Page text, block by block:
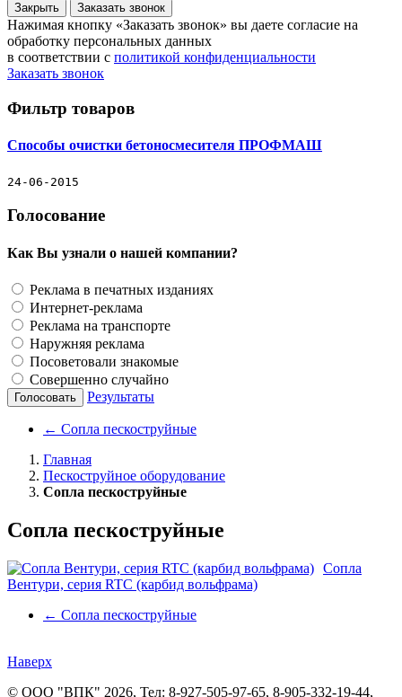
Закрыть Заказать звонок
Нажимая кнопку «Заказать звонок» вы даете согласие на
обработку персональных данных
в соответствии с политикой конфиденциальности
Заказать звонок
Фильтр товаров
Способы очистки бетоносмесителя ПРОФМАШ
24-06-2015
Голосование
Как Вы узнали о нашей компании?
Реклама в печатных изданиях
Интернет-реклама
Реклама на транспорте
Наружняя реклама
Посоветовали знакомые
Совершенно случайно
Голосовать Результаты
← Сопла пескоструйные
Главная
Пескоструйное оборудование
Сопла пескоструйные
Сопла пескоструйные
Сопла
Вентури, серия RTC (карбид вольфрама)
← Сопла пескоструйные
Наверх
© ООО "ВПК" 2026, Тел: 8-927-505-97-65, 8-905-332-19-44,